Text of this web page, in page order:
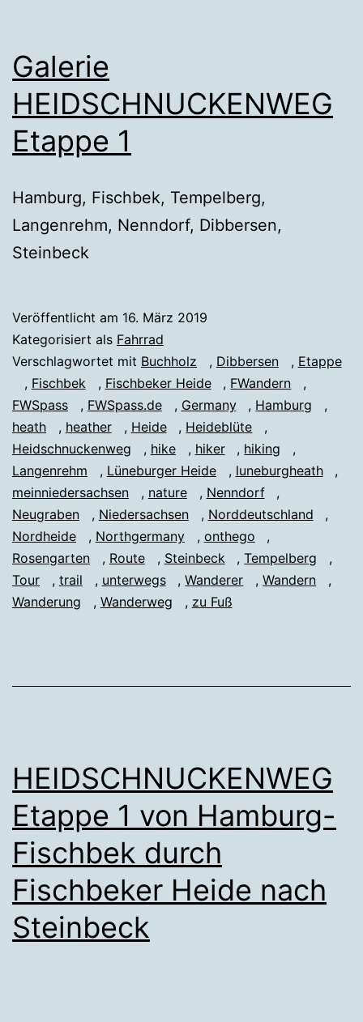
Galerie
HEIDSCHNUCKENWEG
Etappe 1
Hamburg, Fischbek, Tempelberg,
Langenrehm, Nenndorf, Dibbersen,
Steinbeck
Veröffentlicht am 16. März 2019
Kategorisiert als Fahrrad
Verschlagwortet mit Buchholz , Dibbersen , Etappe
, Fischbek , Fischbeker Heide , FWandern
,
FWSpass
, FWSpass.de , Germany , Hamburg
,
heath
, heather , Heide , Heideblüte
,
Heidschnuckenweg
, hike , hiker , hiking
,
Langenrehm
, Lüneburger Heide , luneburgheath
,
meinniedersachsen
, nature , Nenndorf
,
Neugraben
, Niedersachsen , Norddeutschland
,
Nordheide
, Northgermany , onthego
,
Rosengarten
, Route , Steinbeck ,Tempelberg
,
Tour
, trail , unterwegs ,Wanderer ,Wandern
,
Wanderung
, Wanderweg , zu Fuß
HEIDSCHNUCKENWEG
Etappe 1 von Hamburg-
Fischbek durch
Fischbeker Heide nach
Steinbeck